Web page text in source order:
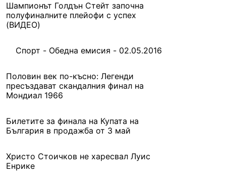
Шампионът Голдън Стейт започна
полуфиналните плейофи с успех
(ВИДЕО)
Спорт - Обедна емисия - 02.05.2016
Половин век по-късно: Легенди
пресъздават скандалния финал на
Мондиал 1966
Билетите за финала на Купата на
България в продажба от 3 май
Христо Стоичков не харесвал Луис
Енрике